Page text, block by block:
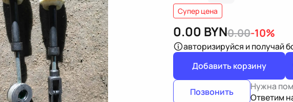
Супер цена
0.00 BYN0.00-10%
авторизируйся и получай
Добавить корзину
Позвонить
Нужна
Ответим